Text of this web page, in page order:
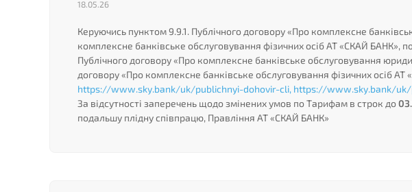
18.05.26
Керуючись пунктом 9.9.1. Публічного договору «Про комплексне
комплексне банківське обслуговування фізичних осіб АТ «СКАЙ БАНК»,
Публічного договору «Про комплексне банківське обслуговування
договору «Про комплексне банківське обслуговування фізичних осіб
https://www.sky.bank/uk/publichnyi-dohovir-cli, https://www.sky.bank/
За відсутності заперечень щодо змінених умов по Тарифам в строк до
подальшу плідну співпрацю, Правління АТ «СКАЙ БАНК»